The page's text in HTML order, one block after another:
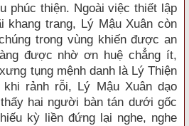
phúc thiện. Ngoài việc thiết lập
khang trang, Lý Mậu Xuân còn
trong vùng khiến được an
được nhờ ơn huệ chẳng ít,
tụng mệnh danh là Lý Thiện
rảnh rỗi, Lý Mậu Xuân dạo
hai người bàn tán dưới gốc
kỳ liền đứng lại nghe, nghe